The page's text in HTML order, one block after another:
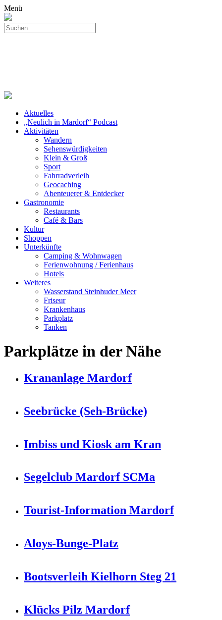
Menü
Aktuelles
„Neulich in Mardorf“ Podcast
Aktivitäten
Wandern
Sehenswürdigkeiten
Klein & Groß
Sport
Fahrradverleih
Geocaching
Abenteuerer & Entdecker
Gastronomie
Restaurants
Café & Bars
Kultur
Shoppen
Unterkünfte
Camping & Wohnwagen
Ferienwohnung / Ferienhaus
Hotels
Weiteres
Wasserstand Steinhuder Meer
Friseur
Krankenhaus
Parkplatz
Tanken
Parkplätze in der Nähe
Krananlage Mardorf
Seebrücke (Seh-Brücke)
Imbiss und Kiosk am Kran
Segelclub Mardorf SCMa
Tourist-Information Mardorf
Aloys-Bunge-Platz
Bootsverleih Kielhorn Steg 21
Klücks Pilz Mardorf